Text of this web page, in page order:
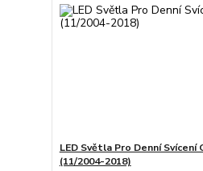
LED Světla Pro Denní Svícení
(11/2004-2018)